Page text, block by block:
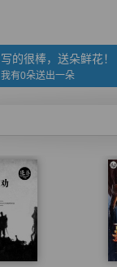
写的很棒，送朵鲜花！
我有0朵送出一朵